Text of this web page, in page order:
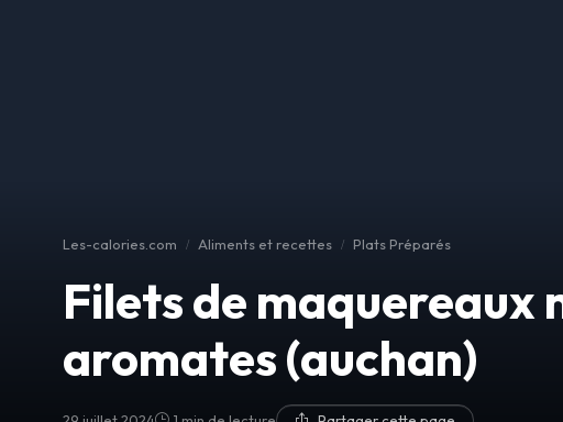
Les-calories.com Aliments et recettes Plats Préparés
Filets de maquereaux
aromates (auchan)